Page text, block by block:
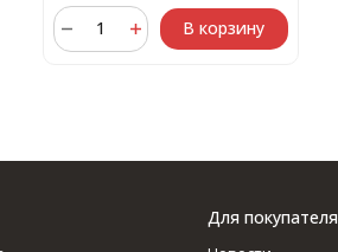
В корзину
Для покупателя